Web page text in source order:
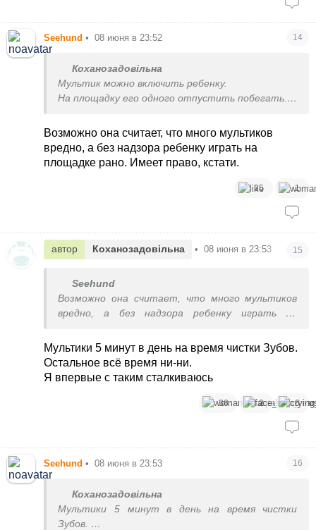
Seehund • 08 июня в 23:52 14
Коханозадовільна
Мультик можно включить ребенку.
На площадку его одного отпустить побегать.
Я сошла бы с ума нон-стопом развлекать -
занимать- играть.
Парень уже не такой маленький. Это не трех
Возможно она считает, что много мультиков
вредно, а без надзора ребенку играть на
площадке рано. Имеет право, кстати.
35 1
автор Коханозадовільна • 08 июня в 23:53 15
Seehund
Возможно она считает, что много мультиков
вредно, а без надзора ребенку играть на
Мультики 5 минут в день на время чистки Зубов.
Остальное всё время ни-ни.
Я впервые с таким сталкиваюсь
36 2 6
Seehund • 08 июня в 23:53 16
Коханозадовільна
Мультики 5 минут в день на время чистки
Зубов.